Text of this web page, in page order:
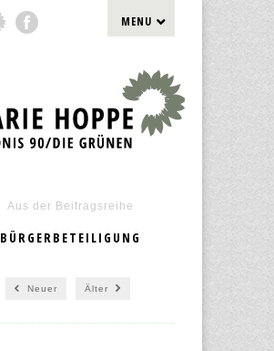
MENU
Aus der Beitragsreihe
BÜRGERBETEILIGUNG
Neuer Älter